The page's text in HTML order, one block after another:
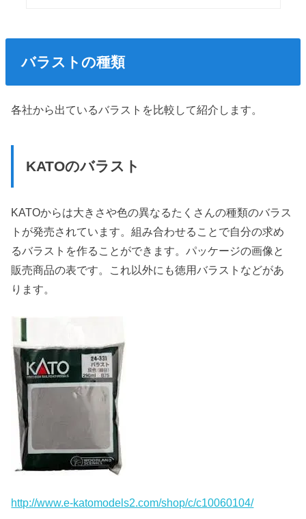
バラストの種類
各社から出ているバラストを比較して紹介します。
KATOのバラスト
KATOからは大きさや色の異なるたくさんの種類のバラス
トが発売されています。組み合わせることで自分の求め
るバラストを作ることができます。パッケージの画像と
販売商品の表です。これ以外にも徳用バラストなどがあ
ります。
http://www.e-katomodels2.com/shop/c/c10060104/